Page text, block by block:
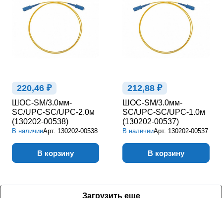
220,46 ₽
ШОС-SM/3.0мм-
SC/UPC-SC/UPC-2.0м
(130202-00538)
В наличииАрт. 130202-00538
В корзину
212,88 ₽
ШОС-SM/3.0мм-
SC/UPC-SC/UPC-1.0м
(130202-00537)
В наличииАрт. 130202-00537
В корзину
Загрузить еще